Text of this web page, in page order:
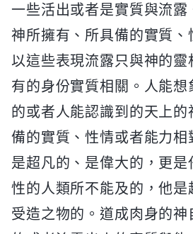
一些活出或者是實質與流露
神所擁有、所具備的實質
以這些表現流露只與神的
有的身份實質相關。人能想
的或者人能認識到的天上
備的實質、性情或者能力
是超凡的、是偉大的，更
性的人類所不能及的，他
受造之物的。道成肉身的